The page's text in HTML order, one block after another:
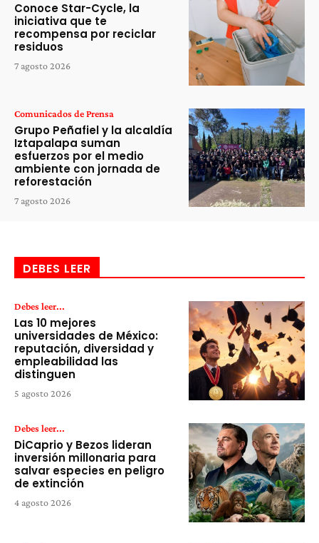
Conoce Star-Cycle, la
iniciativa que te
recompensa por reciclar
residuos
7 agosto 2026
Comunicados de Prensa
Grupo Peñafiel y la alcaldía
Iztapalapa suman
esfuerzos por el medio
ambiente con jornada de
reforestación
7 agosto 2026
DEBES LEER
Debes leer...
Las 10 mejores
universidades de México:
reputación, diversidad y
empleabilidad las
distinguen
5 agosto 2026
Debes leer...
DiCaprio y Bezos lideran
inversión millonaria para
salvar especies en peligro
de extinción
4 agosto 2026